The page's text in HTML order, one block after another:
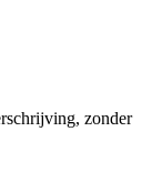
zonder